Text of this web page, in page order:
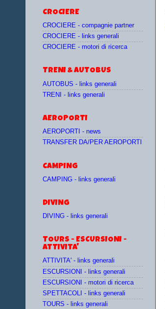
CROCIERE
CROCIERE - compagnie partner
CROCIERE - links generali
CROCIERE - motori di ricerca
TRENI & AUTOBUS
AUTOBUS - links generali
TRENI - links generali
AEROPORTI
AEROPORTI - news
TRANSFER DA/PER AEROPORTI
CAMPING
CAMPING - links generali
DIVING
DIVING - links generali
TOURS - ESCURSIONI -
ATTIVITA'
ATTIVITA' - links generali
ESCURSIONI - links generali
ESCURSIONI - motori di ricerca
SPETTACOLI - links generali
TOURS - links generali